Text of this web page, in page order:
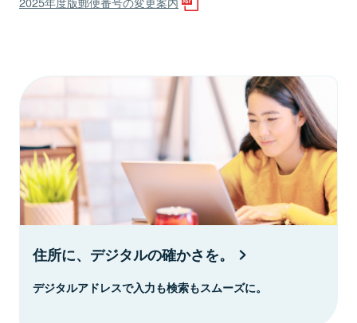
住所に、デジタルの確かさを。
デジタルアドレスで入力も検索もスムーズに。